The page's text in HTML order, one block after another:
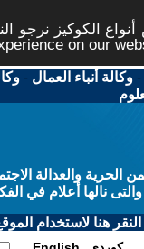
الكوكيز نرجو
on our
-وكالة أنباء العمال -
والعدالة
نالها أعلام في
هنا لاستخدام